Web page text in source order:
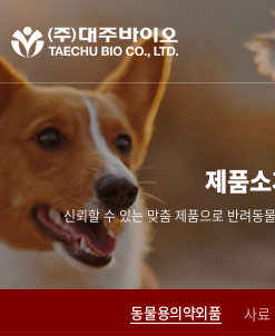
제품
신뢰할 수 있는 맞춤 제품으로 반려동
동물용의약외품 사료